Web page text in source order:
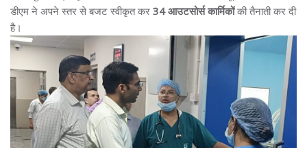
डीएम ने अपने स्तर से बजट स्वीकृत कर 34 आउटसोर्स कार्मिकोंकी तैनाती कर दी
है।